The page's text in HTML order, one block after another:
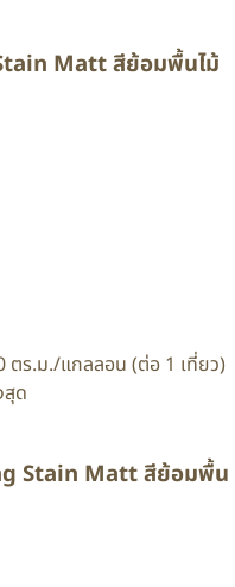
Matt สีย้อมพื้นไม้
ร.ม./แกลลอน (ต่อ 1 เที่ยว)
สุด
Stain Matt สีย้อมพื้น